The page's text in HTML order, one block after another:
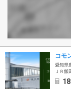
コモ
愛知県
ＪＲ